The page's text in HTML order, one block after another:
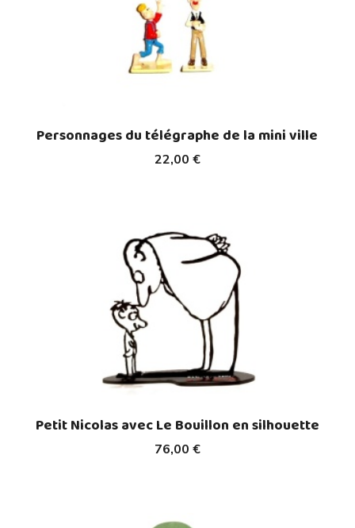
22,00 €
Personnages du télégraphe de la mini ville
76,00 €
Petit Nicolas avec Le Bouillon en silhouette